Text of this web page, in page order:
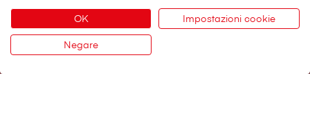
Inviare i giustificativi
Modificare i dati personali
Lista dei terapeuti
Notfall-Finder – città di Berna
OK
Impostazioni cookie
Negare